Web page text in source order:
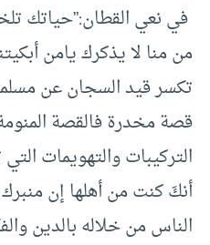
في نعي القطان:”حياتك
من منا لا يذكرك يامن
تكسر قيد السجان عن
قصة مخدرة فالقصة
التركيبات والتهويمات
أنكَ كنت من أهلها إن
الناس من خلاله بالدين